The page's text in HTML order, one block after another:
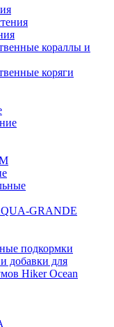
кораллы и
коряги
GRANDE
подкормки
добавки для
Hiker Ocean